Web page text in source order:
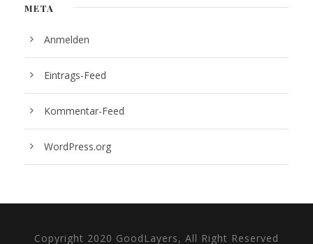
META
Anmelden
Eintrags-Feed
Kommentar-Feed
WordPress.org
Copyright 2020 GoodLayers, All Right Reserved